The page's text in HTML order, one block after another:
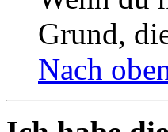
Grund,
Nach